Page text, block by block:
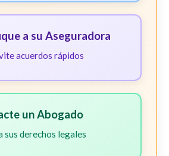
a su Aseguradora
acuerdos rápidos
un Abogado
sus derechos legales